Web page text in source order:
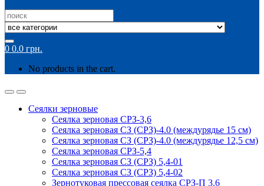
Search
for:
0 0.0 грн.
No products in the cart.
Сеялки зерновые
Сеялка зерновая СРЗ-3,6
Сеялка зерновая СЗ (СРЗ)-4.0 (междурядье 15 см)
Сеялка зерновая СЗ (СРЗ)-4.0 (междурядье 12,5 см)
Сеялка зерновая СРЗ-5,4
Сеялка зерновая СЗ (СРЗ) 5,4-01
Сеялка зерновая СЗ (СРЗ) 5,4-02
Зернотуковая прессовая сеялка СРЗ-П 3.6